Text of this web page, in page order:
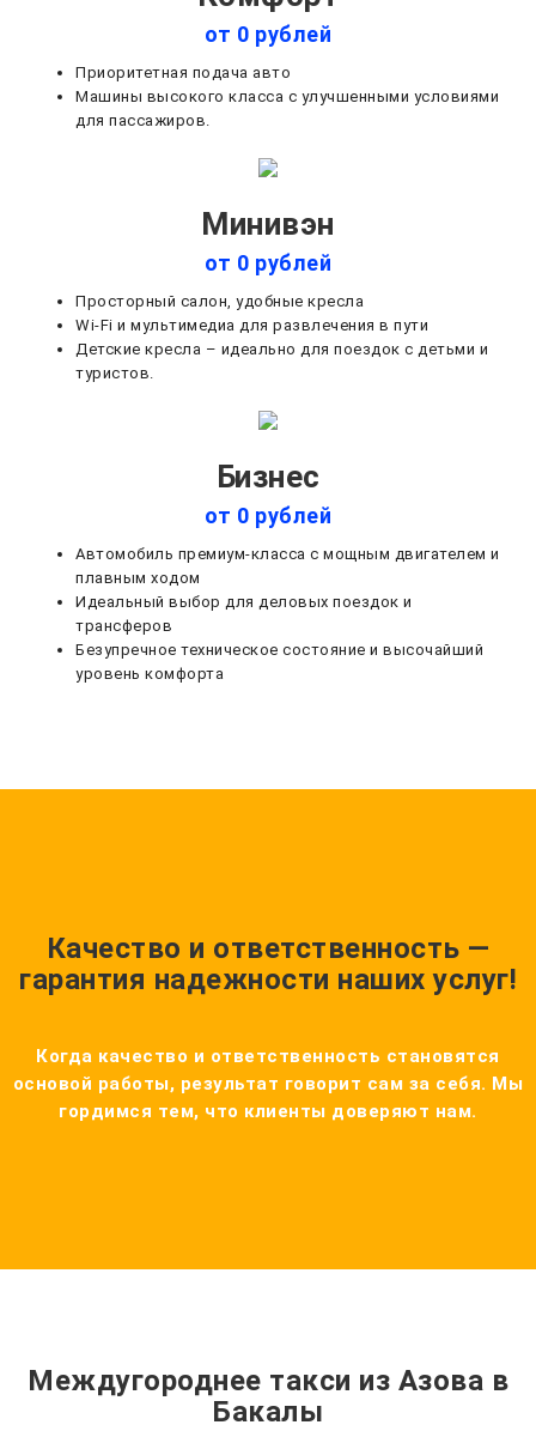
от 0 рублей
Приоритетная подача авто
Машины высокого класса с улучшенными условиями
для пассажиров.
Минивэн
от 0 рублей
Просторный салон, удобные кресла
Wi-Fi и мультимедиа для развлечения в пути
Детские кресла – идеально для поездок с детьми и
туристов.
Бизнес
от 0 рублей
Автомобиль премиум-класса с мощным двигателем и
плавным ходом
Идеальный выбор для деловых поездок и
трансферов
Безупречное техническое состояние и высочайший
уровень комфорта
Качество и ответственность —
гарантия надежности наших услуг!
Когда качество и ответственность становятся
основой работы, результат говорит сам за себя. Мы
гордимся тем, что клиенты доверяют нам.
Междугороднее такси из Азова в
Бакалы